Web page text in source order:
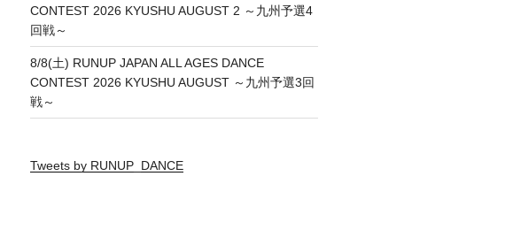
CONTEST 2026 KYUSHU AUGUST 2 ～九州予選4
回戦～
8/8(土) RUNUP JAPAN ALL AGES DANCE
CONTEST 2026 KYUSHU AUGUST ～九州予選3回
戦～
Tweets by RUNUP_DANCE